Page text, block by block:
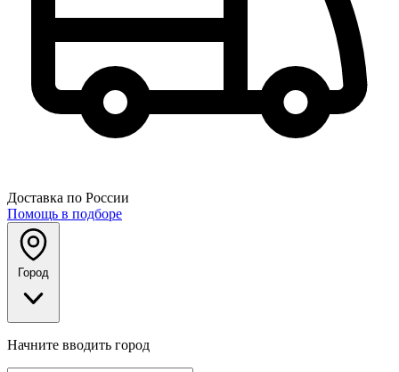
Доставка по России
Помощь в подборе
Город
Начните вводить город